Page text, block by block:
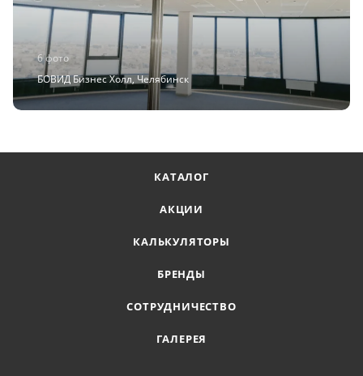
6 фото
БОВИД Бизнес Холл, Челябинск
КАТАЛОГ
АКЦИИ
КАЛЬКУЛЯТОРЫ
БРЕНДЫ
СОТРУДНИЧЕСТВО
ГАЛЕРЕЯ